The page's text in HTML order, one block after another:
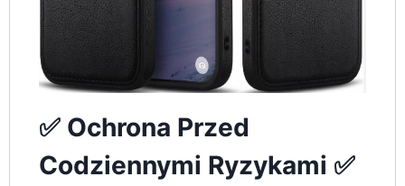
✅ Ochrona Przed
Codziennymi Ryzykami ✅